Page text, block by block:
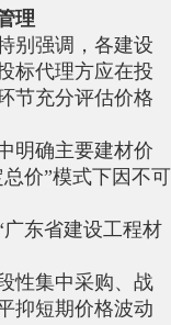
理
别强调，各建设
标代理方应在投
节充分评估价格
明确主要建材价
价”模式下因不可
东省建设工程材
性集中采购、战
抑短期价格波动